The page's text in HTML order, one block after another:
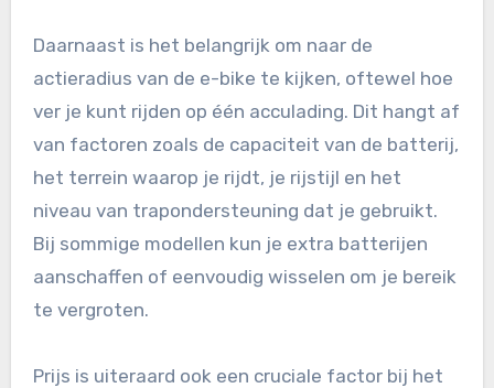
Daarnaast is het belangrijk om naar de
actieradius van de e-bike te kijken, oftewel hoe
ver je kunt rijden op één acculading. Dit hangt af
van factoren zoals de capaciteit van de batterij,
het terrein waarop je rijdt, je rijstijl en het
niveau van trapondersteuning dat je gebruikt.
Bij sommige modellen kun je extra batterijen
aanschaffen of eenvoudig wisselen om je bereik
te vergroten.
Prijs is uiteraard ook een cruciale factor bij het